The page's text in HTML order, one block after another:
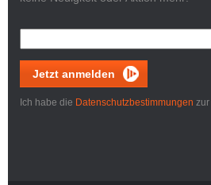
Jetzt anmelden
Ich habe die Datenschutzbestimmungen